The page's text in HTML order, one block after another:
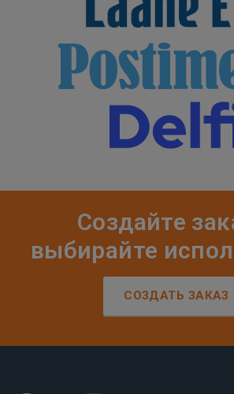
Создайте
выбирайте
СОЗДАТЬ ЗАКАЗ